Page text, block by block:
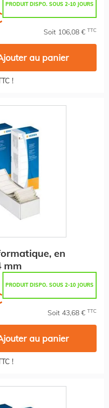
PRODUIT DISPO. SOUS 2-10 JOURS
Soit 106,08 € TTC
au panier
!
en
mm
PRODUIT DISPO. SOUS 2-10 JOURS
Soit 43,68 € TTC
au panier
!